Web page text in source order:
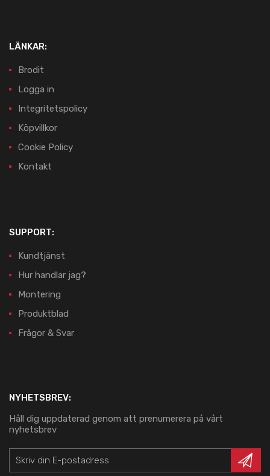
LÄNKAR:
Brodit
Logga in
Integritetspolicy
Köpvillkor
Cookie Policy
Kontakt
SUPPORT:
Kundtjänst
Hur handlar jag?
Montering
Produktblad
Frågor & Svar
NYHETSBREV:
Håll dig uppdaterad genom att prenumerera på vårt
nyhetsbrev